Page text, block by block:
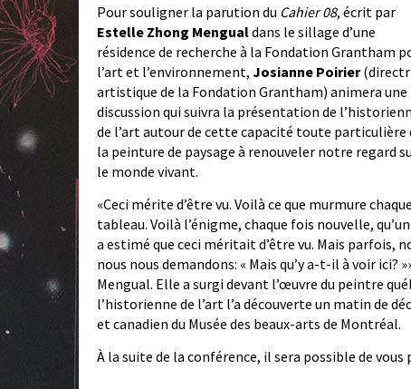
Pour souligner la parution du Cahier 08, écrit par
Estelle Zhong Mengualdans le sillage d’une
résidence de recherche à la Fondation Grantham
l’art et l’environnement, Josianne Poirier
artistique de la Fondation Grantham) animera une
discussion qui suivra la présentation de
de l’art autour de cette capacité toute particulière
la peinture de paysage à renouveler notre regard
le monde vivant.
«Ceci mérite d’être vu. Voilà ce que murmure chaque
tableau. Voilà l’énigme, chaque fois nouvelle,
a estimé que ceci méritait d’être vu. Mais parfois,
nous nous demandons: « Mais qu’y a-t-il à voir ici?
Mengual. Elle a surgi devant l’œuvre du peintre
l’historienne de l’art l’a découverte un matin de
et canadien du Musée des beaux-arts de Montréal.
À la suite de la conférence, il sera possible de vous